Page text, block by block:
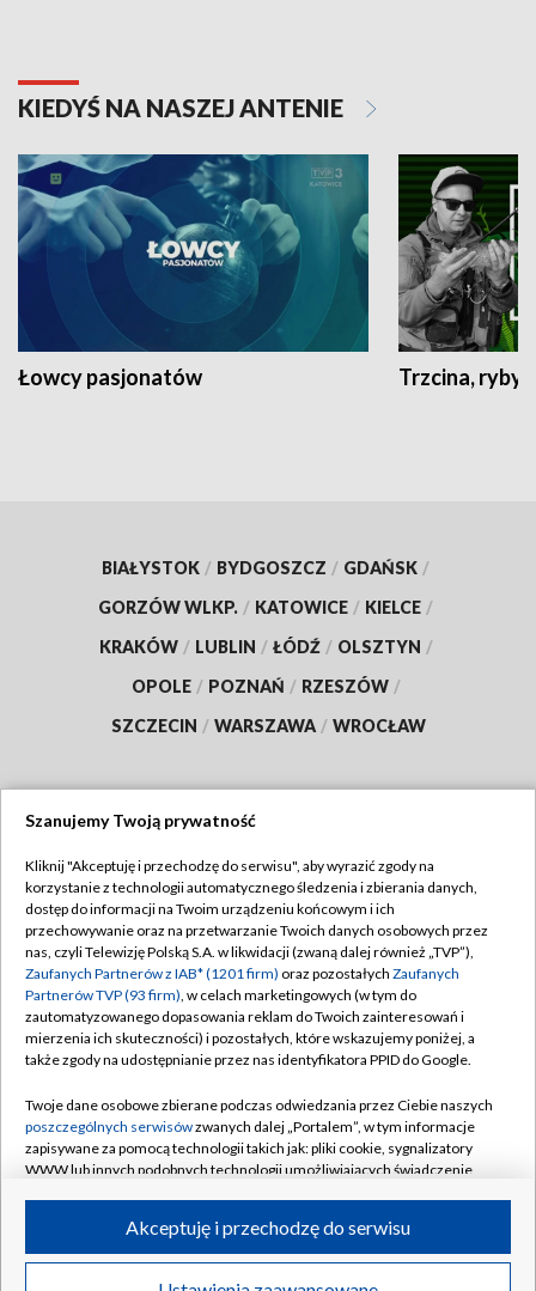
KIEDYŚ NA NASZEJ ANTENIE
Łowcy pasjonatów Trzcina, ryby
BIAŁYSTOK / BYDGOSZCZ / GDAŃSK /
GORZÓW WLKP. / KATOWICE / KIELCE /
KRAKÓW / LUBLIN / ŁÓDŹ / OLSZTYN /
OPOLE / POZNAŃ / RZESZÓW /
SZCZECIN / WARSZAWA / WROCŁAW
TVP
Abonament TVP
Emisja w TVP
Centrum informacji TVP
Naziemna Telewizja Cyfrowa
Rada Programowa
System NOS
Informacje o nadawcy
Program dla prasy
Regulamin TVP
Polityka prywatności
Moje zgody
Pomoc
Kontakt
Kanały
©2026 Telewizja Polska S.A. w likwidacji
Szanujemy Twoją prywatność
Kliknij "Akceptuję i przechodzę do serwisu", aby wyrazić zgody na
korzystanie z technologii automatycznego śledzenia i zbierania danych,
dostęp do informacji na Twoim urządzeniu końcowym i ich
przechowywanie oraz na przetwarzanie Twoich danych osobowych przez
nas, czyli Telewizję Polską S.A. w likwidacji (zwaną dalej również „TVP”),
Zaufanych Partnerów z IAB* (1201 firm) oraz pozostałych Zaufanych
Partnerów TVP (93 firm), w celach marketingowych (w tym do
zautomatyzowanego dopasowania reklam do Twoich zainteresowań i
mierzenia ich skuteczności) i pozostałych, które wskazujemy poniżej, a
także zgody na udostępnianie przez nas identyfikatora PPID do Google.
Twoje dane osobowe zbierane podczas odwiedzania przez Ciebie naszych
poszczególnych serwisówzwanych dalej „Portalem”, w tym informacje
zapisywane za pomocą technologii takich jak: pliki cookie, sygnalizatory
WWW lub innych podobnych technologii umożliwiających świadczenie
ruchu w Internecie.
Twoje dane osobowe zbierane podczas odwiedzania przez Ciebie
Akceptuję i przechodzę do serwisu